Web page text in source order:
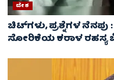
ದೇಶ
ಚಿಟ್‌ಗಳು, ಪ್ರಶ್ನೆಗಳ ನೆನಪು
ಸೋರಿಕೆಯ ಕರಾಳ ರಹಸ್ಯ